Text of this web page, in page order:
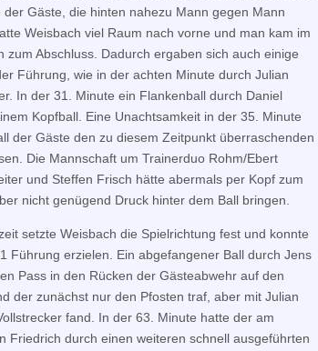
der Gäste, die hinten nahezu Mann gegen Mann
Weisbach viel Raum nach vorne und man kam im
zum Abschluss. Dadurch ergaben sich auch einige
Führung, wie in der achten Minute durch Julian
In der 31. Minute ein Flankenball durch Daniel
Kopfball. Eine Unachtsamkeit in der 35. Minute
der Gäste den zu diesem Zeitpunkt überraschenden
Die Mannschaft um Trainerduo Rohm/Ebert
und Steffen Frisch hätte abermals per Kopf zum
nicht genügend Druck hinter dem Ball bringen.
setzte Weisbach die Spielrichtung fest und konnte
Führung erzielen. Ein abgefangener Ball durch Jens
Pass in den Rücken der Gästeabwehr auf den
der zunächst nur den Pfosten traf, aber mit Julian
fand. In der 63. Minute hatte der am
Friedrich durch einen weiteren schnell ausgeführten